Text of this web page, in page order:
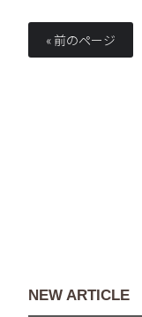
« 前のページ
NEW ARTICLE